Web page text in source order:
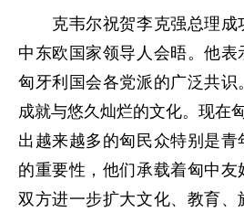
克韦尔祝贺李克强总理成
中东欧国家领导人会晤。他
匈牙利国会各党派的广泛共识
成就与悠久灿烂的文化。现在
出越来越多的匈民众特别是
的重要性，他们承载着匈中
双方进一步扩大文化、教育、